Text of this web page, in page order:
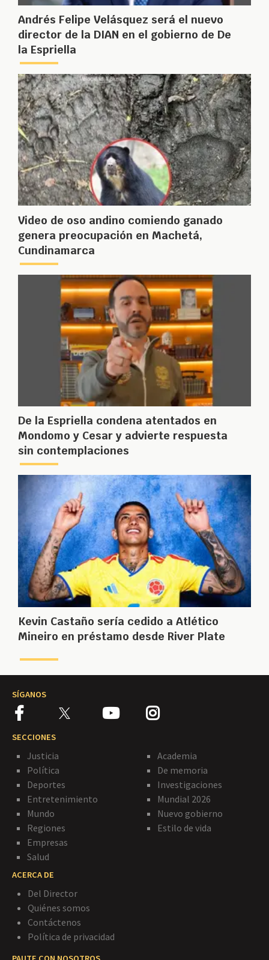
Andrés Felipe Velásquez será el nuevo
director de la DIAN en el gobierno de De
la Espriella
Video de oso andino comiendo ganado
genera preocupación en Machetá,
Cundinamarca
De la Espriella condena atentados en
Mondomo y Cesar y advierte respuesta
sin contemplaciones
Kevin Castaño sería cedido a Atlético
Mineiro en préstamo desde River Plate
SÍGANOS
SECCIONES
Justicia
Política
Deportes
Entretenimiento
Mundo
Regiones
Empresas
Salud
Academia
De memoria
Investigaciones
Mundial 2026
Nuevo gobierno
Estilo de vida
ACERCA DE
Del Director
Quiénes somos
Contáctenos
Política de privacidad